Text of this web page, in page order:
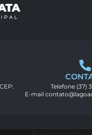
Telefone (37)
E-mail